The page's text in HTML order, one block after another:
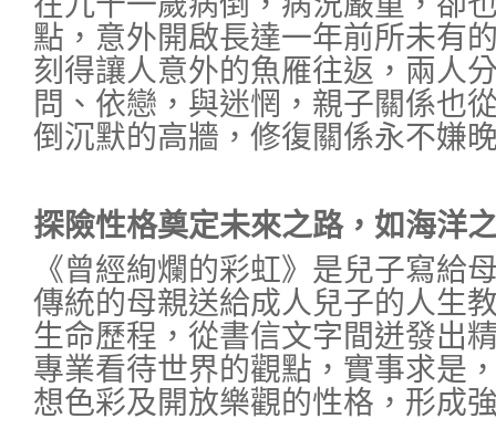
點，意外開啟長達一年前所未有
刻得讓人意外的魚雁往返，兩人
問、依戀，與迷惘，親子關係也
倒沉默的高牆，修復關係永不嫌
探險性格奠定未來之路，如海洋
《曾經絢爛的彩虹》是兒子寫給
傳統的母親送給成人兒子的人生
生命歷程，從書信文字間迸發出
專業看待世界的觀點，實事求是
想色彩及開放樂觀的性格，形成